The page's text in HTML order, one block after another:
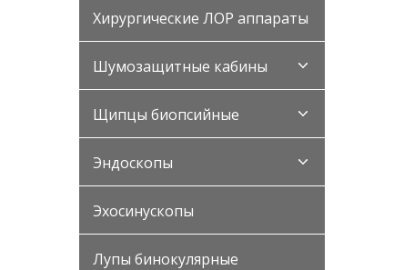
Хирургические ЛОР аппараты
Шумозащитные кабины
Щипцы биопсийные
Эндоскопы
Эхосинускопы
Лупы бинокулярные